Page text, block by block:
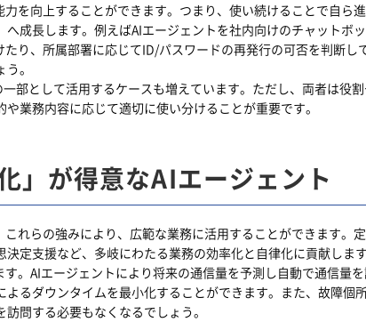
を向上することができます。つまり、使い続けることで自ら
成長します。例えばAIエージェントを社内向けのチャットボ
り、所属部署に応じてID/パスワードの再発行の可否を判断し
。
部として活用するケースも増えています。ただし、両者は役
業務内容に応じて適切に使い分けることが重要です。
」が得意なAIエージェント
れらの強みにより、広範な業務に活用することができます。
定支援など、多岐にわたる業務の効率化と自律化に貢献しま
。AIエージェントにより将来の通信量を予測し自動で通信量
るダウンタイムを最小化することができます。また、故障個
問する必要もなくなるでしょう。